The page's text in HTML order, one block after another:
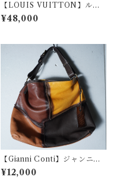
【LOUIS VUITTON】ルイ
ヴィトン ”ロゴ入”シタダンキ
ャンバスショルダーバッグ bl
¥48,000
【Gianni Conti】ジャンニコ
ンティ マルチカラーブロック
レザーショルダーバッグ
¥12,000